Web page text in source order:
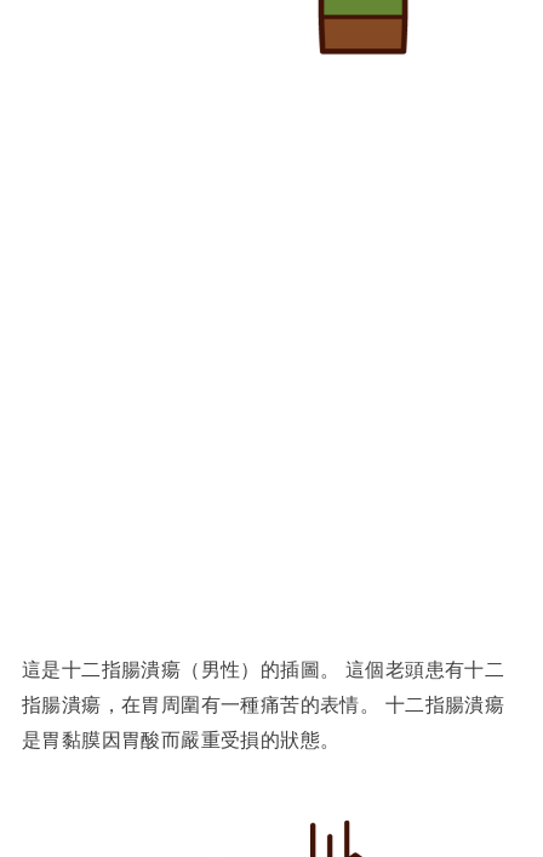
這是十二指腸潰瘍（男性）的插圖。 這個老頭患有十二
指腸潰瘍，在胃周圍有一種痛苦的表情。 十二指腸潰瘍
是胃黏膜因胃酸而嚴重受損的狀態。